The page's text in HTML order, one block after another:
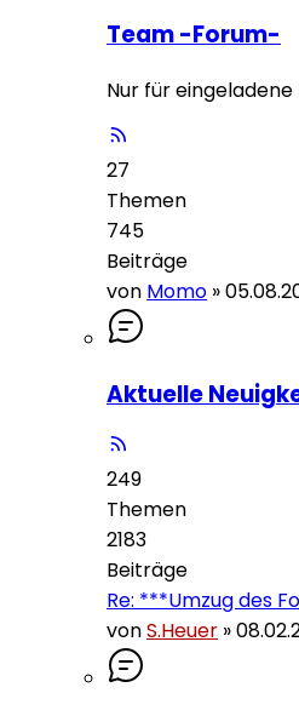
Team -Forum-
Nur für eingeladene
27
Themen
745
Beiträge
von Momo »
Aktuelle
249
Themen
2183
Beiträge
Re: ***Umzug des
vonS.Heuer »